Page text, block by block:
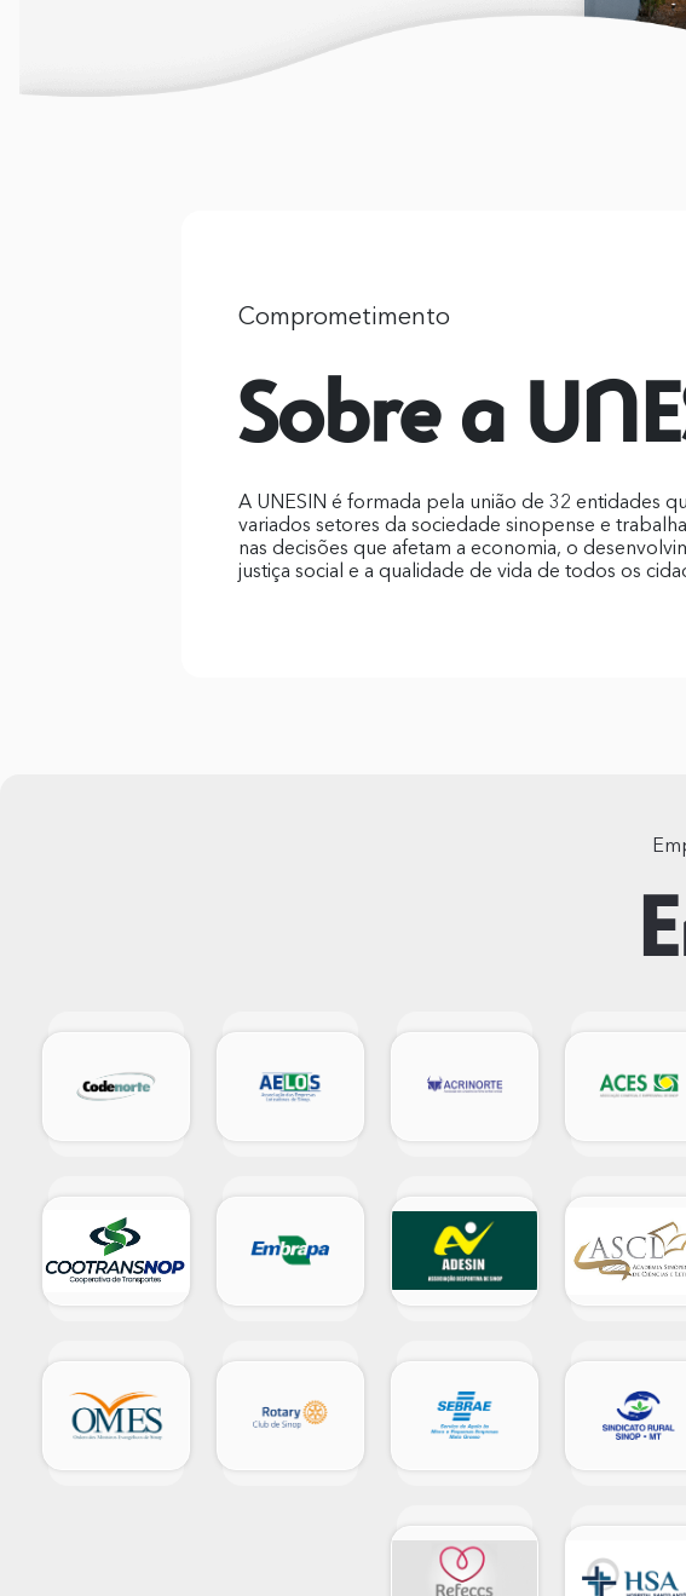
Comprometimento
Sobre a
A UNESIN é formada pela união de 32 entidades
variados setores da sociedade sinopense e
nas decisões que afetam a economia, o
justiça social e a qualidade de vida de todos os